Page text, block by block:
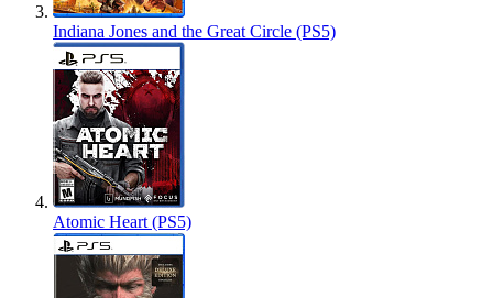
Indiana Jones and the Great Circle (PS5)
Atomic Heart (PS5)